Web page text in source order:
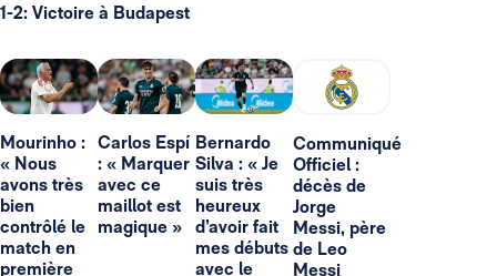
1-2: Victoire à Budapest
Mourinho :
« Nous
avons très
bien
contrôlé le
match en
première
Carlos Espí
: « Marquer
avec ce
maillot est
magique »
Bernardo
Silva : « Je
suis très
heureux
d’avoir fait
mes débuts
avec le
Communiqué
Officiel :
décès de
Jorge
Messi, père
de Leo
Messi